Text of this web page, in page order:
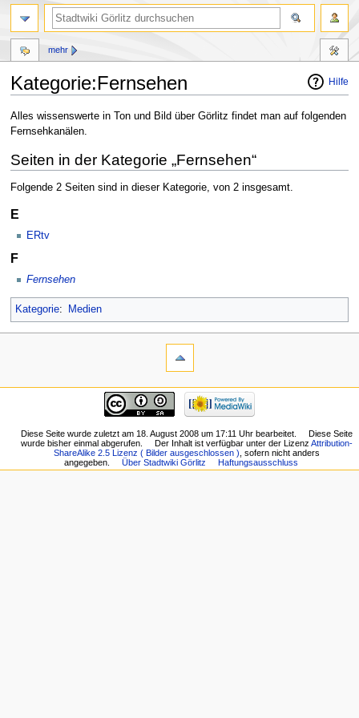
Hilfe
Kategorie:Fernsehen
Zur
Navigation
Zur
Suche
Alles wissenswerte in Ton und Bild über Görlitz findet man auf folgenden
Fernsehkanälen.
Seiten in der Kategorie „Fernsehen“
Folgende 2 Seiten sind in dieser Kategorie, von 2 insgesamt.
E
ERtv
F
Fernsehen
Kategorie: Medien
mehr
Diese Seite wurde zuletzt am 18. August 2008 um 17:11 Uhr bearbeitet.
Diese Seite
wurde bisher einmal abgerufen.
Der Inhalt ist verfügbar unter der LizenzAttribution-
ShareAlike 2.5 Lizenz ( Bilder ausgeschlossen ) , sofern nicht anders
angegeben.
Über Stadtwiki Görlitz Haftungsausschluss